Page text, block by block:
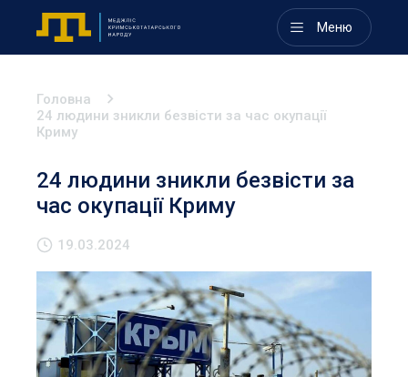
Меню
Головна
24 людини зникли безвісти за час окупації
Криму
24 людини зникли безвісти за
час окупації Криму
19.03.2024